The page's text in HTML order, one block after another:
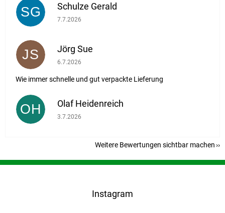
SG Schulze Gerald
Die Shop-Bewertung beträgt 5 von 5 Sternen.
7.7.2026
JS Jörg Sue
Die Shop-Bewertung beträgt 5 von 5 Sternen.
6.7.2026
Wie immer schnelle und gut verpackte Lieferung
OH Olaf Heidenreich
Die Shop-Bewertung beträgt 5 von 5 Sternen.
3.7.2026
Weitere Bewertungen sichtbar machen
F
Instagram